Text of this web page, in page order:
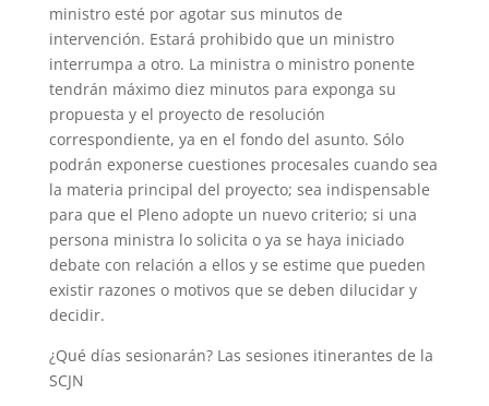
ministro esté por agotar sus minutos de
intervención. Estará prohibido que un ministro
interrumpa a otro. La ministra o ministro ponente
tendrán máximo diez minutos para exponga su
propuesta y el proyecto de resolución
correspondiente, ya en el fondo del asunto. Sólo
podrán exponerse cuestiones procesales cuando sea
la materia principal del proyecto; sea indispensable
para que el Pleno adopte un nuevo criterio; si una
persona ministra lo solicita o ya se haya iniciado
debate con relación a ellos y se estime que pueden
existir razones o motivos que se deben dilucidar y
decidir.
¿Qué días sesionarán? Las sesiones itinerantes de la
SCJN